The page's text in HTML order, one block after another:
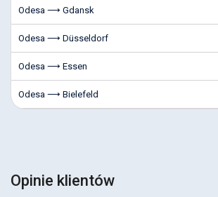
Odesa ⟶ Gdansk
Odesa ⟶ Düsseldorf
Odesa ⟶ Essen
Odesa ⟶ Bielefeld
Opinie klientów